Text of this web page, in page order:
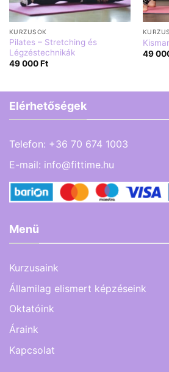
KURZUSOK
Pilates – Stretching és
Légzéstechnikák
49 000Ft
49
Elérhetőségek
Telefon: +36 70 674 1003
E-mail: info@fittime.hu
Menü
Kurzusaink
Államilag elismert képzéseink
Oktatóink
Áraink
Kapcsolat